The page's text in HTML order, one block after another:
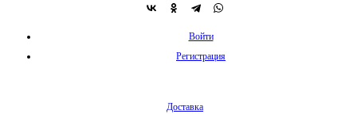
Войти
Регистрация
Доставка